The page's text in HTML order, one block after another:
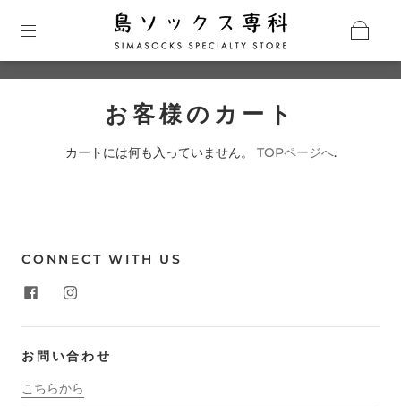
お客様のカート
カートには何も入っていません。 TOPページへ.
CONNECT WITH US
お問い合わせ
こちらから